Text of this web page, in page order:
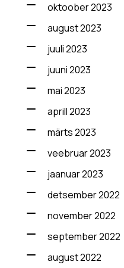
oktoober 2023
august 2023
juuli 2023
juuni 2023
mai 2023
aprill 2023
märts 2023
veebruar 2023
jaanuar 2023
detsember 2022
november 2022
september 2022
august 2022